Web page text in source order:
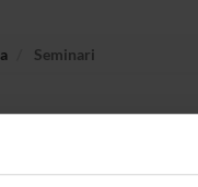
Seminari
alcun seminario relativo
speciale per i